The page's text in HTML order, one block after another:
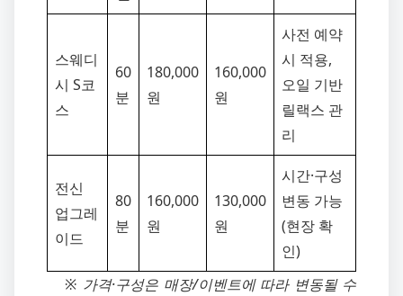
스웨디
시 S코
스
60
분
180,000
원
160,000
원
사전 예약
시 적용,
오일 기반
릴랙스 관
리
전신
업그레
이드
80
분
160,000
원
130,000
원
시간·구성
변동 가능
(현장 확
인)
※ 가격·구성은 매장/이벤트에 따라 변동될 수